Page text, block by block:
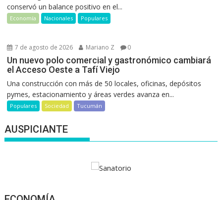
conservó un balance positivo en el...
Economía Nacionales Populares
7 de agosto de 2026 Mariano Z 0
Un nuevo polo comercial y gastronómico cambiará
el Acceso Oeste a Tafí Viejo
Una construcción con más de 50 locales, oficinas, depósitos
pymes, estacionamiento y áreas verdes avanza en...
Populares Sociedad Tucumán
AUSPICIANTE